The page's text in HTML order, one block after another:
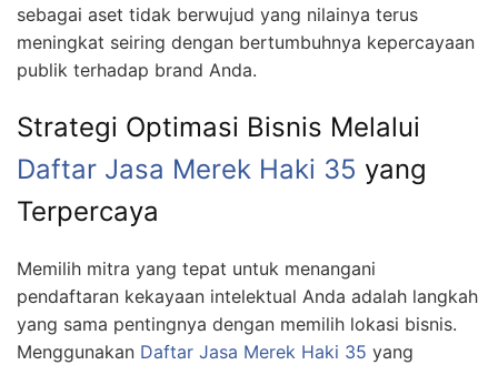
sebagai aset tidak berwujud yang nilainya terus
meningkat seiring dengan bertumbuhnya kepercayaan
publik terhadap brand Anda.
Strategi Optimasi Bisnis Melalui
Daftar Jasa Merek Haki 35 yang
Terpercaya
Memilih mitra yang tepat untuk menangani
pendaftaran kekayaan intelektual Anda adalah langkah
yang sama pentingnya dengan memilih lokasi bisnis.
Menggunakan Daftar Jasa Merek Haki 35 yang